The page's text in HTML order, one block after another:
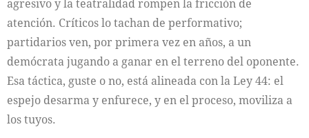
agresivo y la teatralidad rompen la fricción de
atención. Críticos lo tachan de performativo;
partidarios ven, por primera vez en años, a un
demócrata jugando a ganar en el terreno del oponente.
Esa táctica, guste o no, está alineada con la Ley 44: el
espejo desarma y enfurece, y en el proceso, moviliza a
los tuyos.